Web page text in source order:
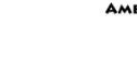
Per al
la festa.